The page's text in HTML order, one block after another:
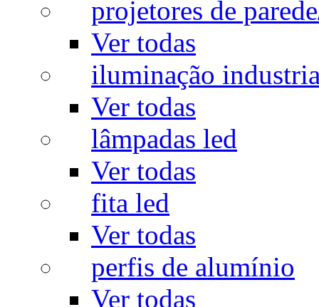
projetores de
Ver todas
iluminação
Ver todas
lâmpadas led
Ver todas
fita led
Ver todas
perfis de alumínio
Ver todas